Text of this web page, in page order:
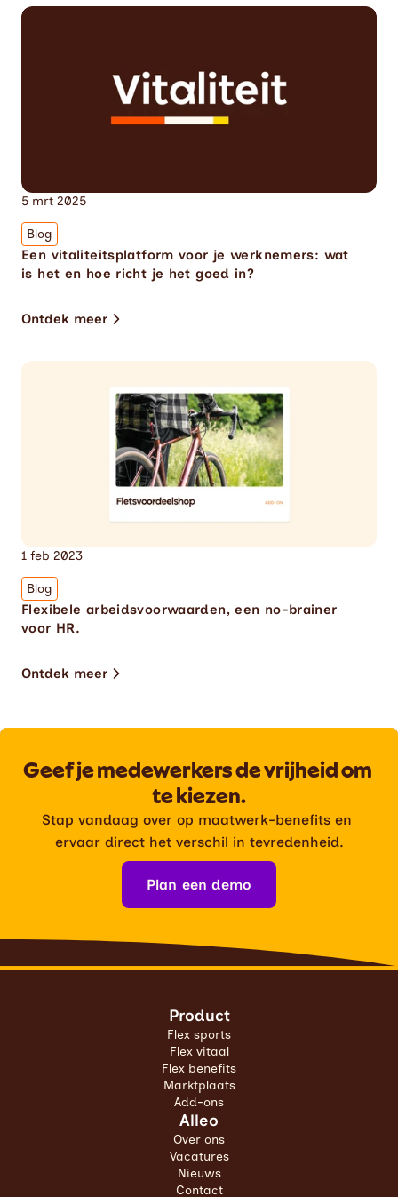
5 mrt 2025
Blog
Een vitaliteitsplatform voor je werknemers: wat
is het en hoe richt je het goed in?
Ontdek meer
1 feb 2023
Blog
Flexibele arbeidsvoorwaarden, een no-brainer
voor HR.
Ontdek meer
Geef je medewerkers de vrijheid om
te kiezen.
Stap vandaag over op maatwerk-benefits en
ervaar direct het verschil in tevredenheid.
Plan een demo
Product
Flex sports
Flex vitaal
Flex benefits
Marktplaats
Add-ons
Alleo
Over ons
Vacatures
Nieuws
Contact